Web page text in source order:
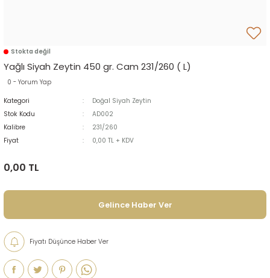
Stokta değil
Yağlı Siyah Zeytin 450 gr. Cam 231/260 ( L)
0 - Yorum Yap
Kategori
Doğal Siyah Zeytin
Stok Kodu
AD002
Kalibre
231/260
Fiyat
0,00 TL + KDV
0,00 TL
Gelince Haber Ver
Fiyatı Düşünce Haber Ver